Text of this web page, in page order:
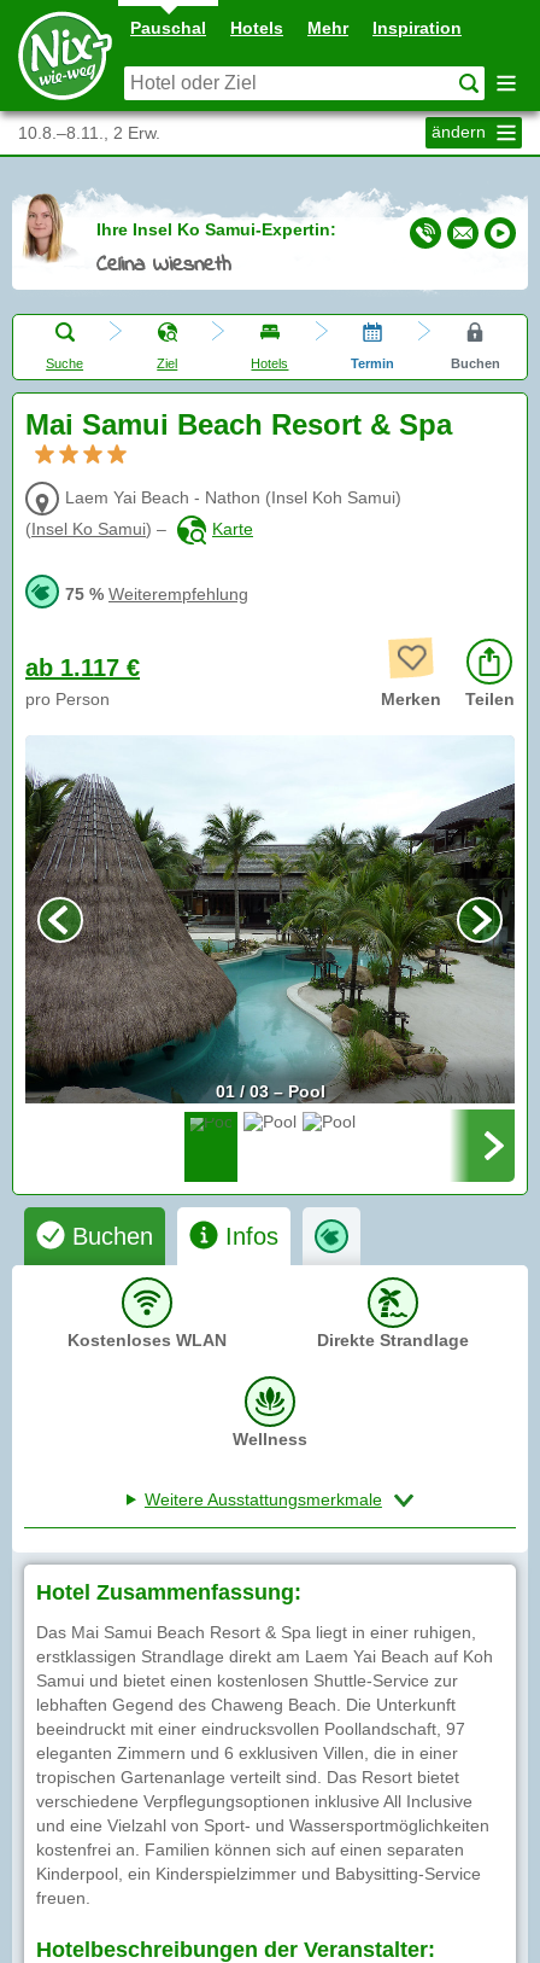
Pauschal Hotels Mehr Inspiration
10.8.–8.11., 2 Erw. ändern
Ihre Insel Ko Samui-Expertin:
Celina Wiesneth
Suche Ziel Hotels Termin Buchen
Mai Samui Beach Resort & Spa
Laem Yai Beach - Nathon (Insel Koh Samui)
(Insel Ko Samui) – Karte
75 % Weiterempfehlung
ab 1.117 €
pro Person Merken Teilen
01 / 03 – Pool
Buchen Infos
Kostenloses WLAN Direkte Strandlage
Wellness
Weitere Ausstattungsmerkmale
Hotel Zusammenfassung:
Das Mai Samui Beach Resort & Spa liegt in einer ruhigen,
erstklassigen Strandlage direkt am Laem Yai Beach auf Koh
Samui und bietet einen kostenlosen Shuttle-Service zur
lebhaften Gegend des Chaweng Beach. Die Unterkunft
beeindruckt mit einer eindrucksvollen Poollandschaft, 97
eleganten Zimmern und 6 exklusiven Villen, die in einer
tropischen Gartenanlage verteilt sind. Das Resort bietet
verschiedene Verpflegungsoptionen inklusive All Inclusive
und eine Vielzahl von Sport- und Wassersportmöglichkeiten
kostenfrei an. Familien können sich auf einen separaten
Kinderpool, ein Kinderspielzimmer und Babysitting-Service
freuen.
Hotelbeschreibungen der Veranstalter: